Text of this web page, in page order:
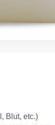
Blut, etc.)